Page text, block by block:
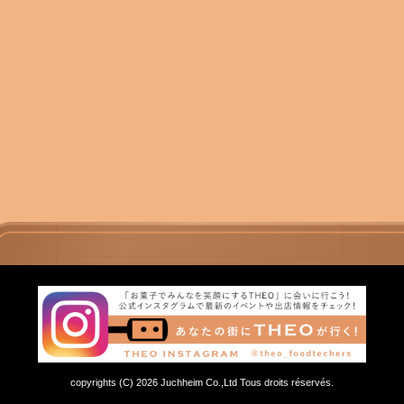
copyrights (C) 2026 Juchheim Co.,Ltd Tous droits réservés.